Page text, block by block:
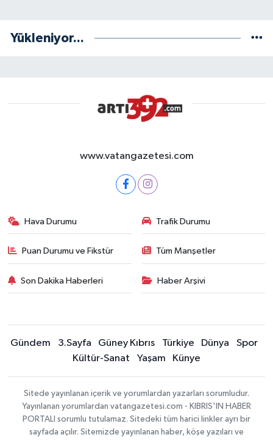
Yükleniyor...
www.vatangazetesi.com
Hava Durumu Trafik Durumu
Puan Durumu ve Fikstür Tüm Manşetler
Son Dakika Haberleri Haber Arşivi
Gündem 3.Sayfa Güney Kıbrıs Türkiye Dünya
Spor
Kültür-Sanat
Yaşam Künye
Sitede yayınlanan içerik ve yorumlardan yazarları sorumludur.
Yayınlanan yorumlardan vatangazetesi.com - KIBRIS'IN HABER
PORTALI sorumlu tutulamaz. Sitedeki tüm harici linkler ayrı bir
sayfada açılır. Sitemizde yayınlanan haber, köşe yazıları ve